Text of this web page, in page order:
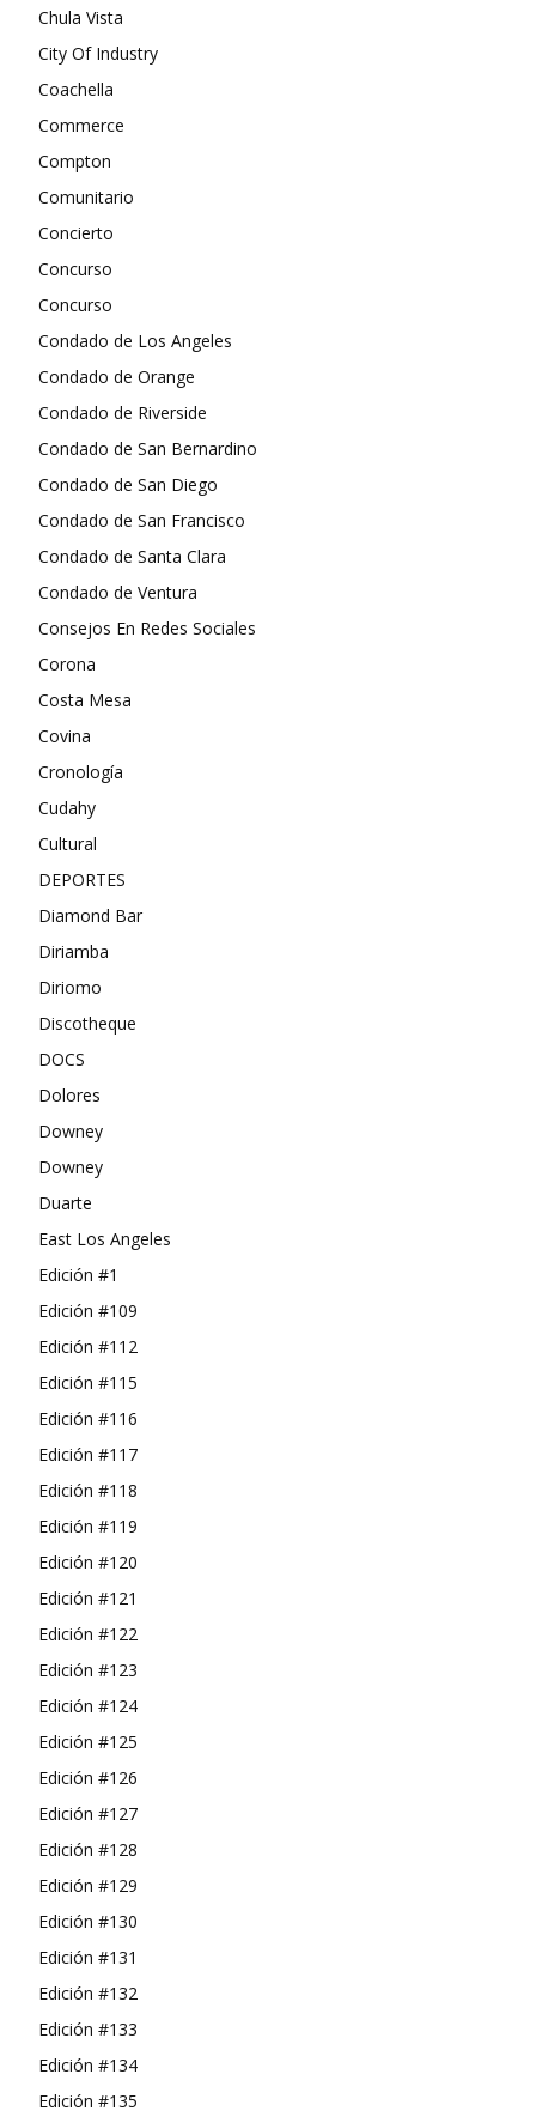
Chula Vista
City Of Industry
Coachella
Commerce
Compton
Comunitario
Concierto
Concurso
Concurso
Condado de Los Angeles
Condado de Orange
Condado de Riverside
Condado de San Bernardino
Condado de San Diego
Condado de San Francisco
Condado de Santa Clara
Condado de Ventura
Consejos En Redes Sociales
Corona
Costa Mesa
Covina
Cronología
Cudahy
Cultural
DEPORTES
Diamond Bar
Diriamba
Diriomo
Discotheque
DOCS
Dolores
Downey
Downey
Duarte
East Los Angeles
Edición #1
Edición #109
Edición #112
Edición #115
Edición #116
Edición #117
Edición #118
Edición #119
Edición #120
Edición #121
Edición #122
Edición #123
Edición #124
Edición #125
Edición #126
Edición #127
Edición #128
Edición #129
Edición #130
Edición #131
Edición #132
Edición #133
Edición #134
Edición #135